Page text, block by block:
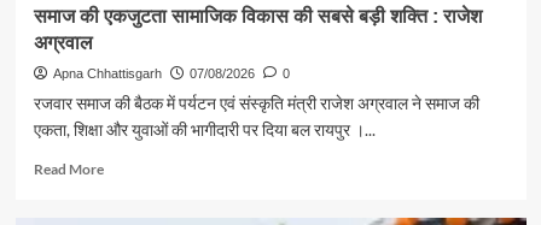
समाज की एकजुटता सामाजिक विकास की सबसे बड़ी शक्ति : राजेश
अग्रवाल
Apna Chhattisgarh 07/08/2026 0
रजवार समाज की बैठक में पर्यटन एवं संस्कृति मंत्री राजेश अग्रवाल ने समाज की
एकता, शिक्षा और युवाओं की भागीदारी पर दिया बल रायपुर ।...
Read MoreRead